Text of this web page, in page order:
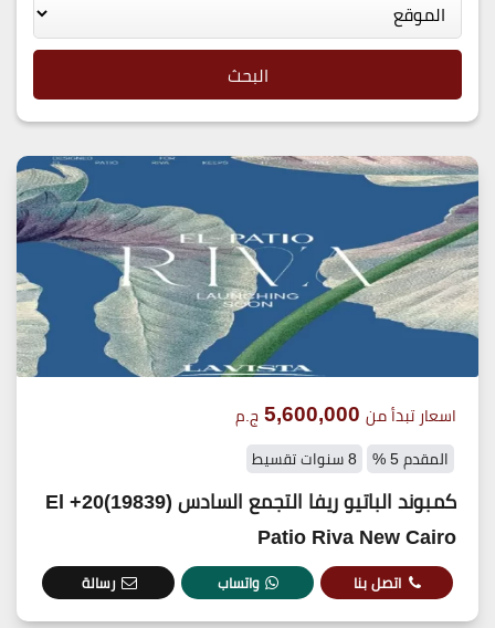
البحث
اسعار تبدأ من 5,600,000 ج.م
المقدم 5 % 8 سنوات تقسيط
كمبوند الباتيو ريفا التجمع السادس (19839)20+ El
Patio Riva New Cairo
اتصل بنا واتساب رسالة